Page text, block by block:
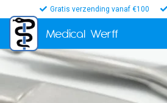
Gratis verzending vanaf €100
Medical Werff